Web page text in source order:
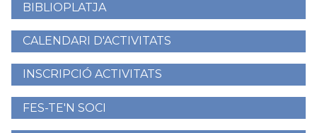
BIBLIOPLATJA
CALENDARI D'ACTIVITATS
INSCRIPCIÓ ACTIVITATS
FES-TE'N SOCI